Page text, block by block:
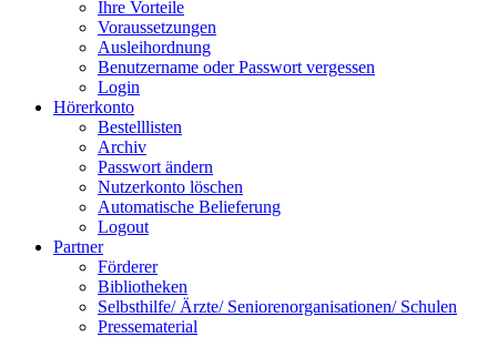
Ihre Vorteile
Voraussetzungen
Ausleihordnung
Benutzername oder Passwort vergessen
Login
Hörerkonto
Bestelllisten
Archiv
Passwort ändern
Nutzerkonto löschen
Automatische Belieferung
Logout
Partner
Förderer
Bibliotheken
Selbsthilfe/ Ärzte/ Seniorenorganisationen/ Schulen
Pressematerial